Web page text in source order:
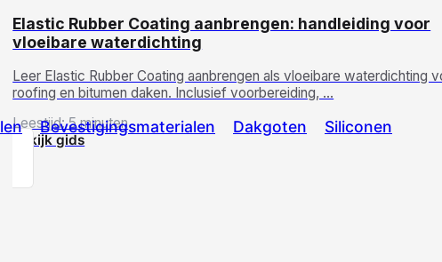
Bevestigingsmaterialen Dakgoten Siliconen
Elastic Rubber Coating aanbrengen: handleiding voor
vloeibare waterdichting
Leer Elastic Rubber Coating aanbrengen als vloeibare waterdichting
roofing en bitumen daken. Inclusief voorbereiding, …
Leestijd: 5 minuten
Bekijk gids